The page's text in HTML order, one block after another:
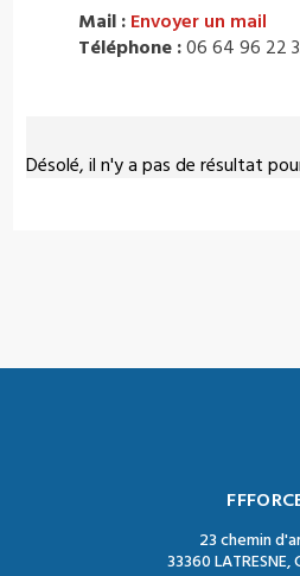
Désolé, il n'y a pas de résultat
Mail : Envoyer un mail
Téléphone :06 64 96 22
23 chemin
33360 LATRESNE,